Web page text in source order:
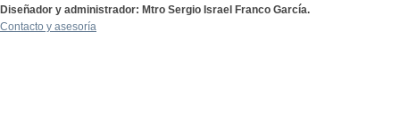
Diseñador y administrador: Mtro Sergio Israel Franco García.
Contacto y asesoría